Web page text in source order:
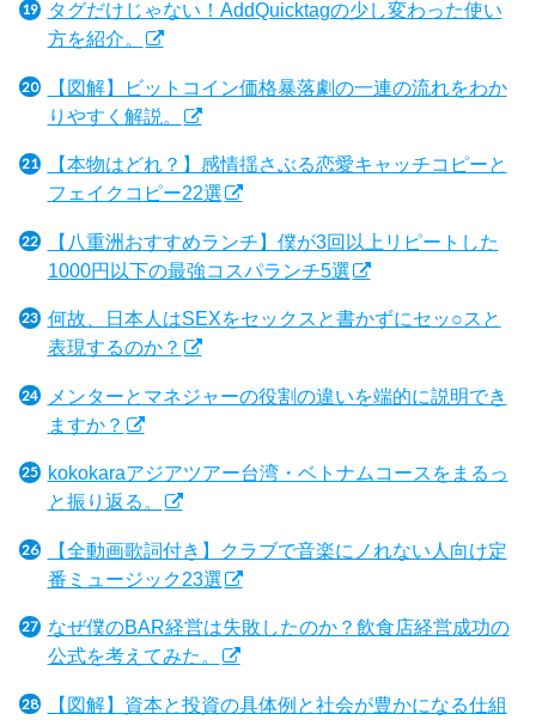
タグだけじゃない！AddQuicktagの少し変わった使い
方を紹介。
【図解】ビットコイン価格暴落劇の一連の流れをわか
りやすく解説。
【本物はどれ？】感情揺さぶる恋愛キャッチコピーと
フェイクコピー22選
【八重洲おすすめランチ】僕が3回以上リピートした
1000円以下の最強コスパランチ5選
何故、日本人はSEXをセックスと書かずにセッ○スと
表現するのか？
メンターとマネジャーの役割の違いを端的に説明でき
ますか？
kokokaraアジアツアー台湾・ベトナムコースをまるっ
と振り返る。
【全動画歌詞付き】クラブで音楽にノれない人向け定
番ミュージック23選
なぜ僕のBAR経営は失敗したのか？飲食店経営成功の
公式を考えてみた。
【図解】資本と投資の具体例と社会が豊かになる仕組